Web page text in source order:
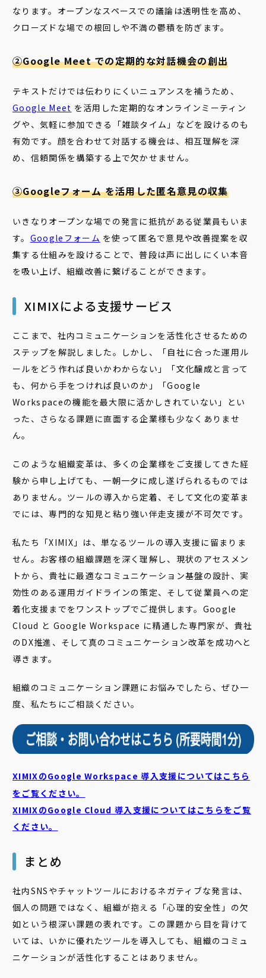
なります。オープンなスペースでの議論は透明性を高め、
クローズドな場での根回しや不満の鬱積を防ぎます。
②Google Meet での定期的な対話機会の創出
テキストだけでは伝わりにくいニュアンスを補うため、
Google Meet を活用した定期的なオンラインミーティン
グや、気軽に参加できる「雑談タイム」などを設けるのも
有効です。顔を合わせて対話する機会は、相互理解を深
め、信頼関係を構築する上で欠かせません。
③Googleフォーム を活用した匿名意見の収集
いきなりオープンな場での発言に抵抗がある従業員もいま
す。 Googleフォーム を使って匿名で意見や改善提案を収
集する仕組みを設けることで、普段は声に出しにくい本音
を吸い上げ、組織改善に繋げることができます。
XIMIXによる支援サービス
ここまで、社内コミュニケーションを活性化させるための
ステップを解説しました。しかし、「自社に合った運用ル
ールをどう作れば良いかわからない」「文化醸成と言って
も、何から手をつければ良いのか」「Google
Workspaceの機能を最大限に活かしきれていない」とい
った、さらなる課題に直面する企業様も少なくありませ
ん。
このような組織変革は、多くの企業様をご支援してきた経
験から申し上げても、一朝一夕に成し遂げられるものでは
ありません。ツールの導入から定着、そして文化の変革ま
でには、専門的な知見と粘り強い伴走支援が不可欠です。
私たち「XIMIX」は、単なるツールの導入支援に留まりま
せん。お客様の組織課題を深く理解し、現状のアセスメン
トから、貴社に最適なコミュニケーション基盤の設計、実
効性のある運用ガイドラインの策定、そして従業員への定
着化支援までをワンストップでご提供します。Google
Cloud と Google Workspace に精通した専門家が、貴社
のDX推進、そして真のコミュニケーション改革を成功へと
導きます。
組織のコミュニケーション課題にお悩みでしたら、ぜひ一
度、私たちにご相談ください。
XIMIXのGoogle Workspace 導入支援についてはこちら
をご覧ください。
XIMIXのGoogle Cloud 導入支援についてはこちらをご覧
ください。
まとめ
社内SNSやチャットツールにおけるネガティブな発言は、
個人の問題ではなく、組織が抱える「心理的安全性」の欠
如という根深い課題の表れです。この課題から目を背けて
いては、いかに優れたツールを導入しても、組織のコミュ
ニケーションが活性化することはありません。